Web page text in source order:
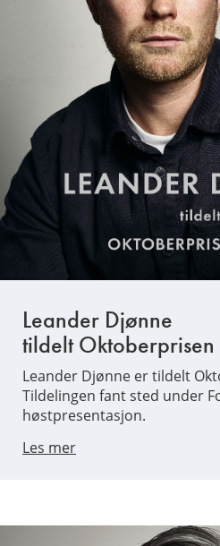
Leander Djønne
tildelt
Leander Djønne er tildelt
Tildelingen fant sted under
høstpresentasjon.
Les mer